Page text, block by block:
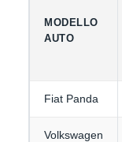
MODELLO
AUTO
Fiat Panda
Volkswagen